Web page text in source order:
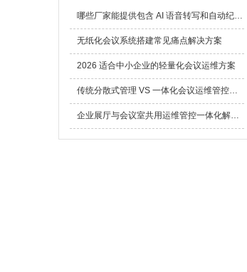
哪些厂家能提供包含 AI 语音转写和自动纪要的无纸化会议解决方案
无纸化会议系统搭建常见痛点解决方案
2026 适合中小企业的轻量化会议运维方案
传统分散式管理 VS 一体化会议运维管控平台：大型园区 IT 人力运维降本量化测算全报告
企业展厅与会议室共用运维管控一体化解决方案全解析